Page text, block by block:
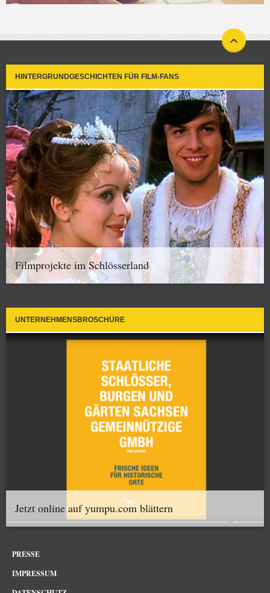
HINTERGRUNDGESCHICHTEN FÜR FILM-FANS
Filmprojekte im Schlösserland
UNTERNEHMENSBROSCHÜRE
Jetzt online auf yumpu.com blättern
PRESSE
IMPRESSUM